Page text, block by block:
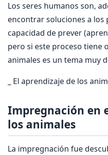
Los seres humanos son,
encontrar soluciones a
capacidad de prever
pero si este proceso tiene
animales es un tema muy
_ El aprendizaje de los
Impregnación en
los animales
La impregnación fue